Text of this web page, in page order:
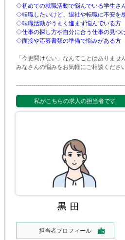
◇初めての就職活動で悩んでいる学生さ
◇転職したいけど、退社や転職に不安を
◇転職活動がうまく進まず悩んでいる方
◇仕事の探し方や自分に合う仕事の見つ
◇面接や応募書類の準備で悩みがある方
「今更聞けない」なんてことはありません
みなさんの悩みをお気軽にご相談ください
--------------------------------------------------------
私がこちらの求人の担当者です
担当者プロフィール